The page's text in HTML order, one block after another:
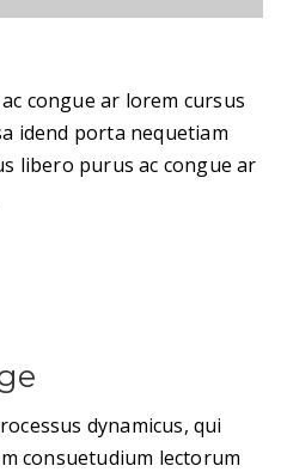
congue ar lorem cursus
idend porta nequetiam
libero purus ac congue ar
dynamicus, qui
consuetudium lectorum